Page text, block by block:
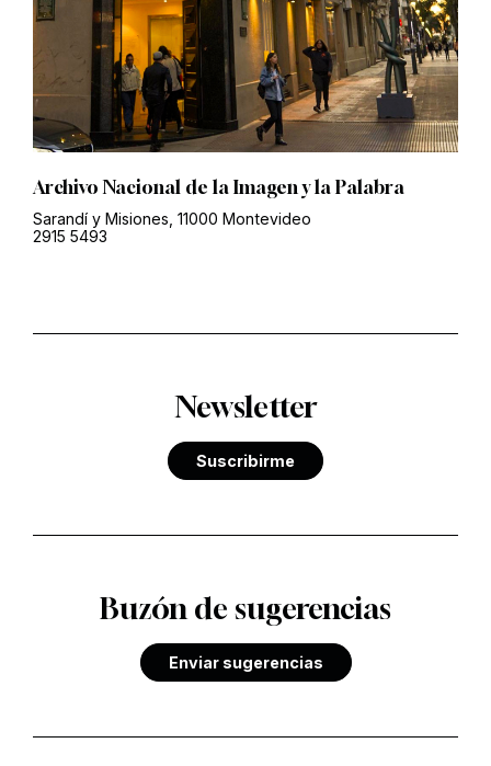
Archivo Nacional de la Imagen y la Palabra
Sarandí y Misiones, 11000 Montevideo
2915 5493
Newsletter
Suscribirme
Buzón de sugerencias
Enviar sugerencias